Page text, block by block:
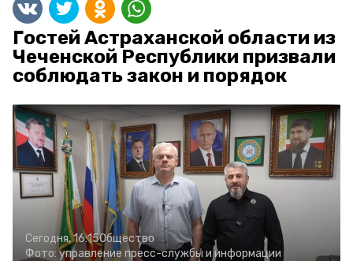
Гостей Астраханской области из
Чеченской Республики призвали
соблюдать закон и порядок
Сегодня, 16:15Общество
Фото: управление пресс-службы и информации